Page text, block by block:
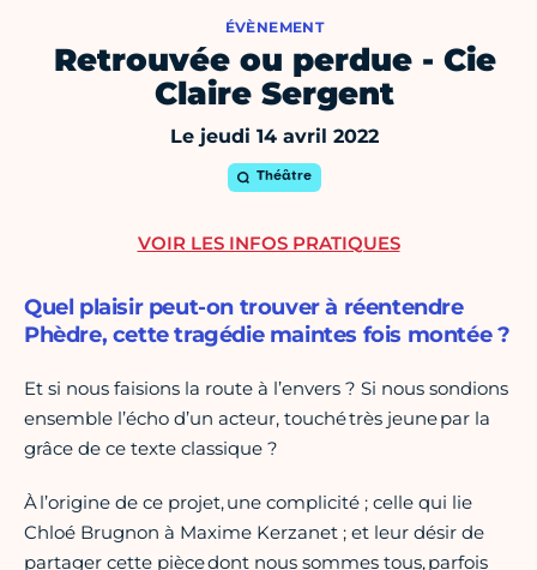
ÉVÈNEMENT
Retrouvée ou perdue - Cie
Claire Sergent
Le jeudi 14 avril 2022
Théâtre
Quel plaisir peut-on trouver à réentendre
Phèdre, cette tragédie maintes fois montée ?
Et si nous faisions la route à l’envers ? Si nous sondions
ensemble l’écho d’un acteur, touché très jeune par la
grâce de ce texte classique ?
À l’origine de ce projet, une complicité ; celle qui lie
Chloé Brugnon à Maxime Kerzanet ; et leur désir de
partager cette pièce dont nous sommes tous, parfois
VOIR LES INFOS PRATIQUES